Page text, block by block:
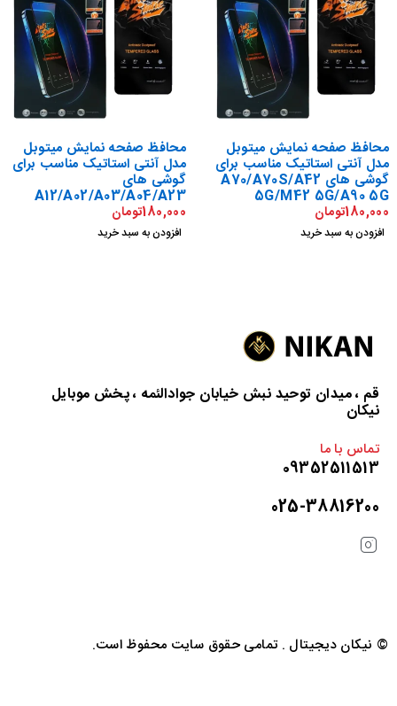
محافظ صفحه نمایش میتوبل
مدل آنتی استاتیک مناسب برای
گوشی های A70/A70S/A42
5G/M42 5G/A90 5G
180,000تومان
افزودن به سبد خرید
محافظ صفحه نمایش میتوبل
مدل آنتی استاتیک مناسب برای
گوشی های
A12/A02/A03/A04/A23
180,000تومان
افزودن به سبد خرید
قم ، میدان توحید نبش خیابان جوادالئمه ، پخش موبایل
نیکان
تماس با ما
09352511513
025-38816200
© نیکان دیجیتال . تمامی حقوق سایت محفوظ است.